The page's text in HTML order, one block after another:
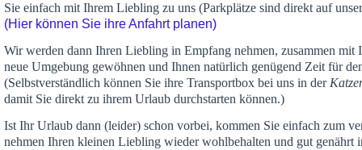
Sie einfach mit Ihrem Liebling zu uns (Parkplätze sind direkt auf
(Hier können Sie ihre Anfahrt planen)
Wir werden dann Ihren Liebling in Empfang nehmen, zusammen mit
neue Umgebung gewöhnen und Ihnen natürlich genügend Zeit für
(Selbstverständlich können Sie ihre Transportbox bei uns in der
damit Sie direkt zu ihrem Urlaub durchstarten können.)
Ist Ihr Urlaub dann (leider) schon vorbei, kommen Sie einfach zum
nehmen Ihren kleinen Liebling wieder wohlbehalten und gut genährt